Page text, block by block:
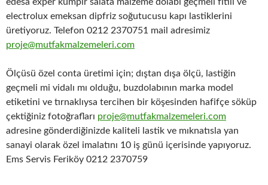
electrolux emeksan dipfriz soğutucusu kapı lastiklerini
üretiyoruz. Telefon 0212 2370751 mail adresimiz
proje@mutfakmalzemeleri.com
Ölçüsü özel conta üretimi için; dıştan dışa ölçü, lastiğin
geçmeli mi vidalı mı olduğu, buzdolabının marka model
etiketini ve tırnaklıysa tercihen bir köşesinden hafifçe söküp
çektiğiniz fotoğrafları proje@mutfakmalzemeleri.com
adresine gönderdiğinizde kaliteli lastik ve mıknatısla yan
sanayi olarak özel imalatını 10 iş günü içerisinde yapıyoruz.
Ems Servis Feriköy 0212 2370759